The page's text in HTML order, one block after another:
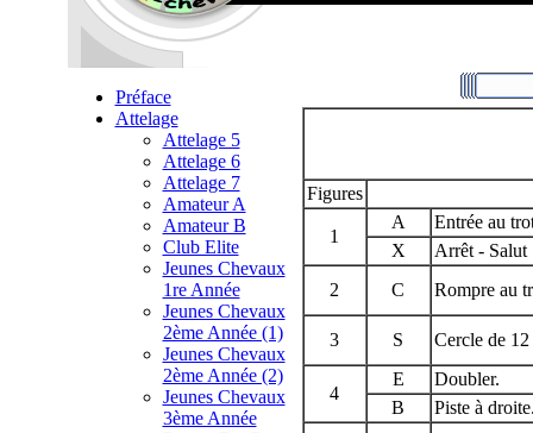
Préface
Attelage
Attelage 5
Attelage 6
Attelage 7
Amateur A
Amateur B
Club Elite
Jeunes Chevaux
1re Année
Jeunes Chevaux
2ème Année (1)
Jeunes Chevaux
2ème Année (2)
Jeunes Chevaux
3ème Année
Figures
1
A
Entrée au
X
Arrêt - Salut
2
C Rompre au
3 S Cercle de 12
4
E
Doubler.
B
Piste à